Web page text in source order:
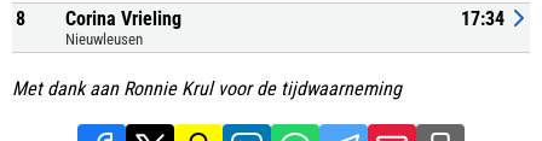
8 Corina Vrieling
Nieuwleusen
17:34
Met dank aan Ronnie Krul voor de tijdwaarneming